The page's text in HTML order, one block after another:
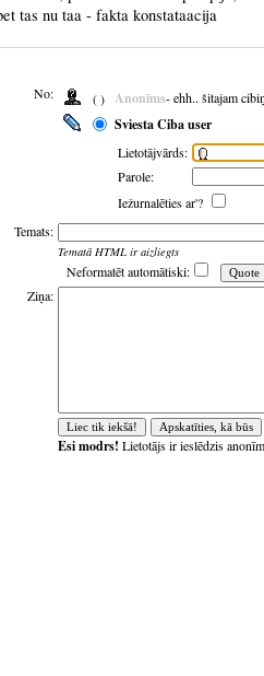
tas nu taa - fakta konstataacija
No: ( ) Anonīms- ehh.. šitajam
Sviesta Ciba user
Lietotājvārds:
Parole:
Iežurnalēties ar'?
Temats:
Tematā HTML ir aizliegts
Neformatēt automātiski:
Ziņa:
Esi modrs! Lietotājs ir ieslēdzis